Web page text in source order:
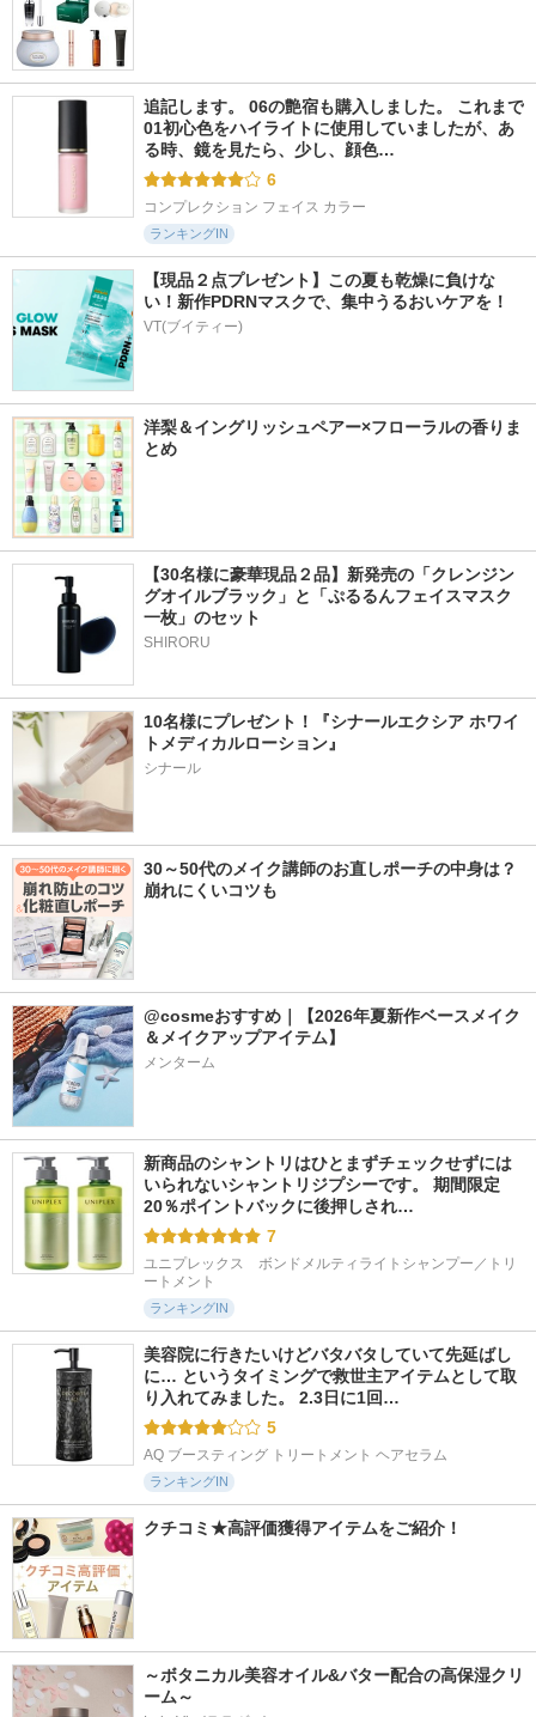
追記します。 06の艶宿も購入しました。 これまで
01初心色をハイライトに使用していましたが、あ
る時、鏡を見たら、少し、顔色…
6
コンプレクション フェイス カラー
ランキングIN
【現品２点プレゼント】この夏も乾燥に負けな
い！新作PDRNマスクで、集中うるおいケアを！
VT(ブイティー)
洋梨＆イングリッシュペアー×フローラルの香りま
とめ
【30名様に豪華現品２品】新発売の「クレンジン
グオイルブラック」と「ぷるるんフェイスマスク
一枚」のセット
SHIRORU
10名様にプレゼント！『シナールエクシア ホワイ
トメディカルローション』
シナール
30～50代のメイク講師のお直しポーチの中身は？
崩れにくいコツも
@cosmeおすすめ｜【2026年夏新作ベースメイク
＆メイクアップアイテム】
メンターム
新商品のシャントリはひとまずチェックせずには
いられないシャントリジプシーです。 期間限定
20％ポイントバックに後押しされ…
7
ユニプレックス　ボンドメルティライトシャンプー／トリ
ートメント
ランキングIN
美容院に行きたいけどバタバタしていて先延ばし
に… というタイミングで救世主アイテムとして取
り入れてみました。 2.3日に1回…
5
AQ ブースティング トリートメント ヘアセラム
ランキングIN
クチコミ★高評価獲得アイテムをご紹介！
～ボタニカル美容オイル&バター配合の高保湿クリ
ーム～